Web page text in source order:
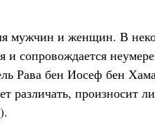
мужчин и женщин. В
и сопровождается
Рава бен Иосеф бен
различать, произносит